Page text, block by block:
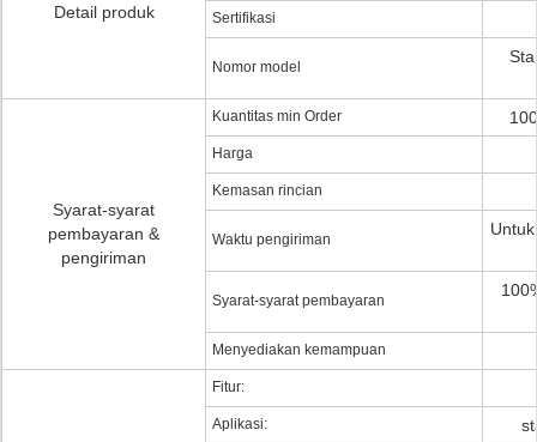
Detail produk Sertifikasi
Nomor model
Syarat-syarat
pembayaran &
pengiriman
Kuantitas min Order
Harga
Kemasan rincian
Waktu pengiriman
Syarat-syarat pembayaran
Menyediakan kemampuan
Fitur:
Aplikasi: